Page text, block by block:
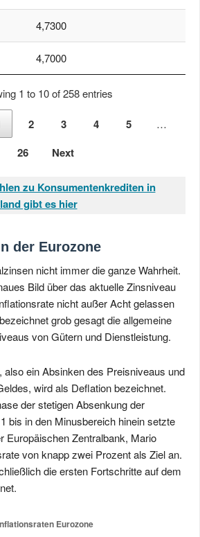
4,7300
4,7000
1 to 10 of 258 entries
2 3 4 5 …
26 Next
zu Konsumentenkrediten in
gibt es hier
der Eurozone
nicht immer die ganze Wahrheit.
Bild über das aktuelle Zinsniveau
nicht außer Acht gelassen
grob gesagt die allgemeine
von Gütern und Dienstleistung.
also ein Absinken des Preisniveaus und
wird als Deflation bezeichnet.
der stetigen Absenkung der
bis in den Minusbereich hinein setzte
Europäischen Zentralbank, Mario
von knapp zwei Prozent als Ziel an.
die ersten Fortschritte auf dem